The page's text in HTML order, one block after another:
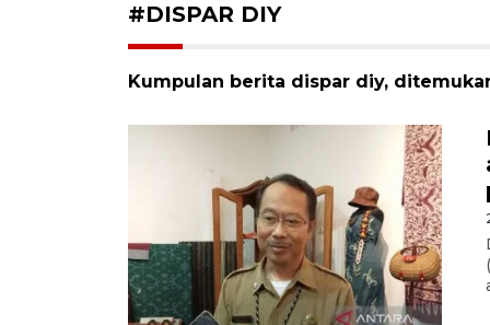
#DISPAR DIY
Kumpulan berita dispar diy,